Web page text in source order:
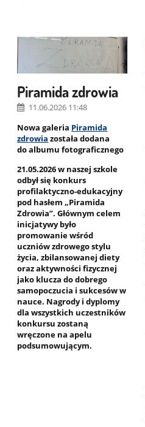
Piramida zdrowia
11.06.2026 11:48
Nowa galeria Piramida
zdrowia została dodana
do albumu fotograficznego
21.05.2026 w naszej szkole
odbył się konkurs
profilaktyczno-edukacyjny
pod hasłem „Piramida
Zdrowia”. Głównym celem
inicjatywy było
promowanie wśród
uczniów zdrowego stylu
życia, zbilansowanej diety
oraz aktywności fizycznej
jako klucza do dobrego
samopoczucia i sukcesów w
nauce. Nagrody i dyplomy
dla wszystkich uczestników
konkursu zostaną
wręczone na apelu
podsumowującym.